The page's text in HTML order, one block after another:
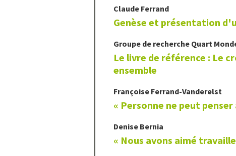
Claude Ferrand
Genèse et présentation
Groupe de recherche Quart
Le livre de référence : Le
ensemble
Françoise Ferrand-Vanderelst
« Personne ne peut
Denise Bernia
« Nous avons aimé